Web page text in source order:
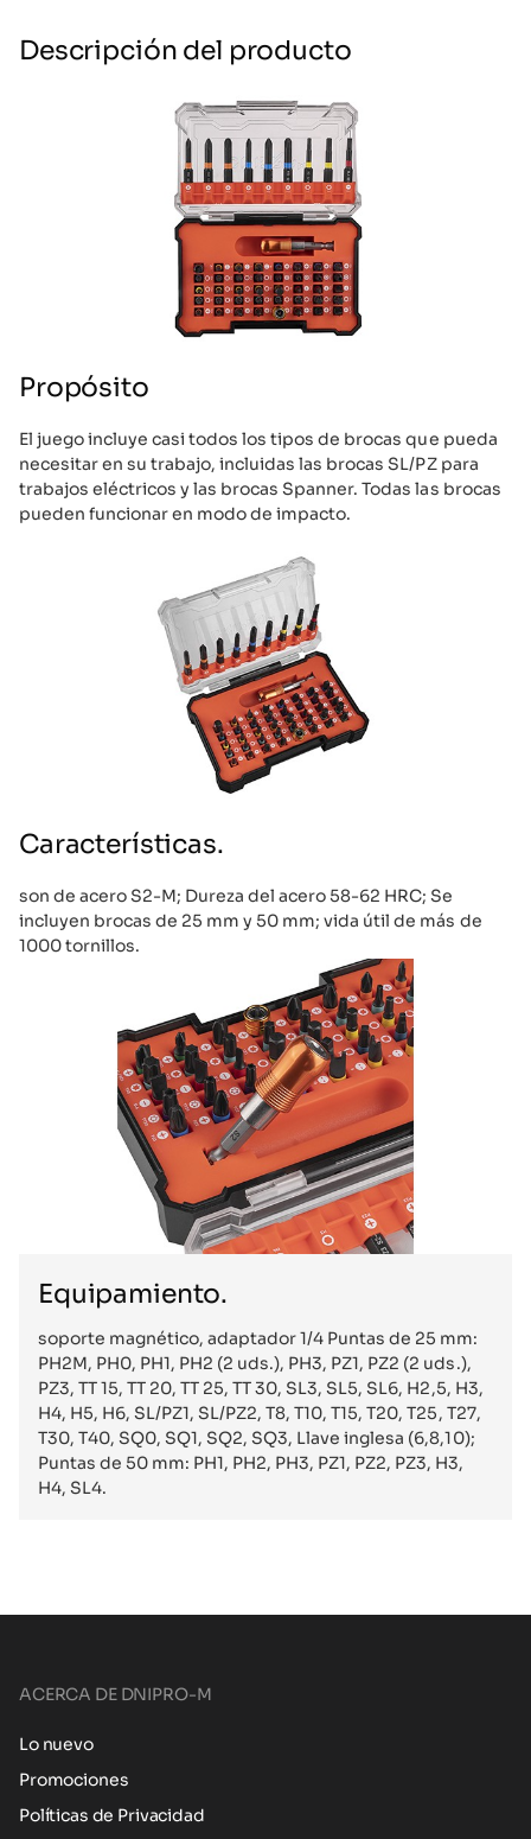
Descripción del producto
Propósito
El juego incluye casi todos los tipos de brocas que pueda
necesitar en su trabajo, incluidas las brocas SL/PZ para
trabajos eléctricos y las brocas Spanner. Todas las brocas
pueden funcionar en modo de impacto.
Características.
son de acero S2-M; Dureza del acero 58-62 HRC; Se
incluyen brocas de 25 mm y 50 mm; vida útil de más de
1000 tornillos.
Equipamiento.
soporte magnético, adaptador 1/4 Puntas de 25 mm:
PH2M, PH0, PH1, PH2 (2 uds.), PH3, PZ1, PZ2 (2 uds.),
PZ3, TT 15, TT 20, TT 25, TT 30, SL3, SL5, SL6, H2,5, H3,
H4, H5, H6, SL/PZ1, SL/PZ2, T8, T10, T15, T20, T25, T27,
T30, T40, SQ0, SQ1, SQ2, SQ3, Llave inglesa (6,8,10);
Puntas de 50 mm: PH1, PH2, PH3, PZ1, PZ2, PZ3, H3,
H4, SL4.
ACERCA DE DNIPRO-M
Lo nuevo
Promociones
Políticas de Privacidad